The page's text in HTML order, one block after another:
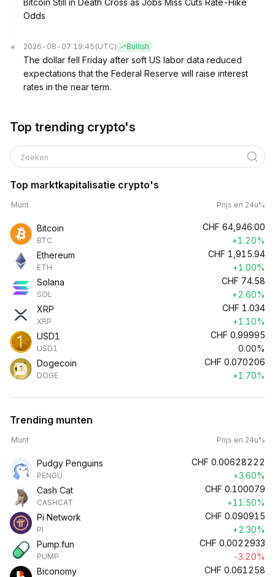
Bitcoin Still in Death Cross as Jobs Miss Cuts Rate-Hike
Odds
2026-08-07 19:45 (UTC) Bullish
The dollar fell Friday after soft US labor data reduced
expectations that the Federal Reserve will raise interest
rates in the near term.
Top trending crypto's
Zoeken
Top marktkapitalisatie crypto's
Munt Prijs en 24u%
Bitcoin
BTC
CHF 64,946.00
+1.20%
Ethereum
ETH
CHF 1,915.94
+1.00%
Solana
SOL
CHF 74.58
+2.60%
XRP
XRP
CHF 1.034
+1.10%
USD1
USD1
CHF 0.99995
0.00%
Dogecoin
DOGE
CHF 0.070206
+1.70%
Trending munten
Munt Prijs en 24u%
Pudgy Penguins
PENGU
CHF 0.00628222
+3.60%
Cash Cat
CASHCAT
CHF 0.100079
+11.50%
Pi Network
PI
CHF 0.090915
+2.30%
Pump.fun
PUMP
CHF 0.0022933
-3.20%
Biconomy
CHF 0.061258